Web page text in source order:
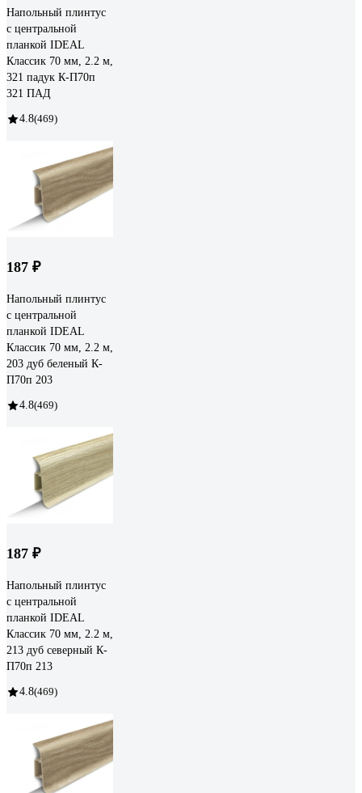
Напольный плинтус
с центральной
планкой IDEAL
Классик 70 мм, 2.2 м,
321 падук К-П70п
321 ПАД
4.8(469)
187 ₽
Напольный плинтус
с центральной
планкой IDEAL
Классик 70 мм, 2.2 м,
203 дуб беленый К-
П70п 203
4.8(469)
187 ₽
Напольный плинтус
с центральной
планкой IDEAL
Классик 70 мм, 2.2 м,
213 дуб северный К-
П70п 213
4.8(469)